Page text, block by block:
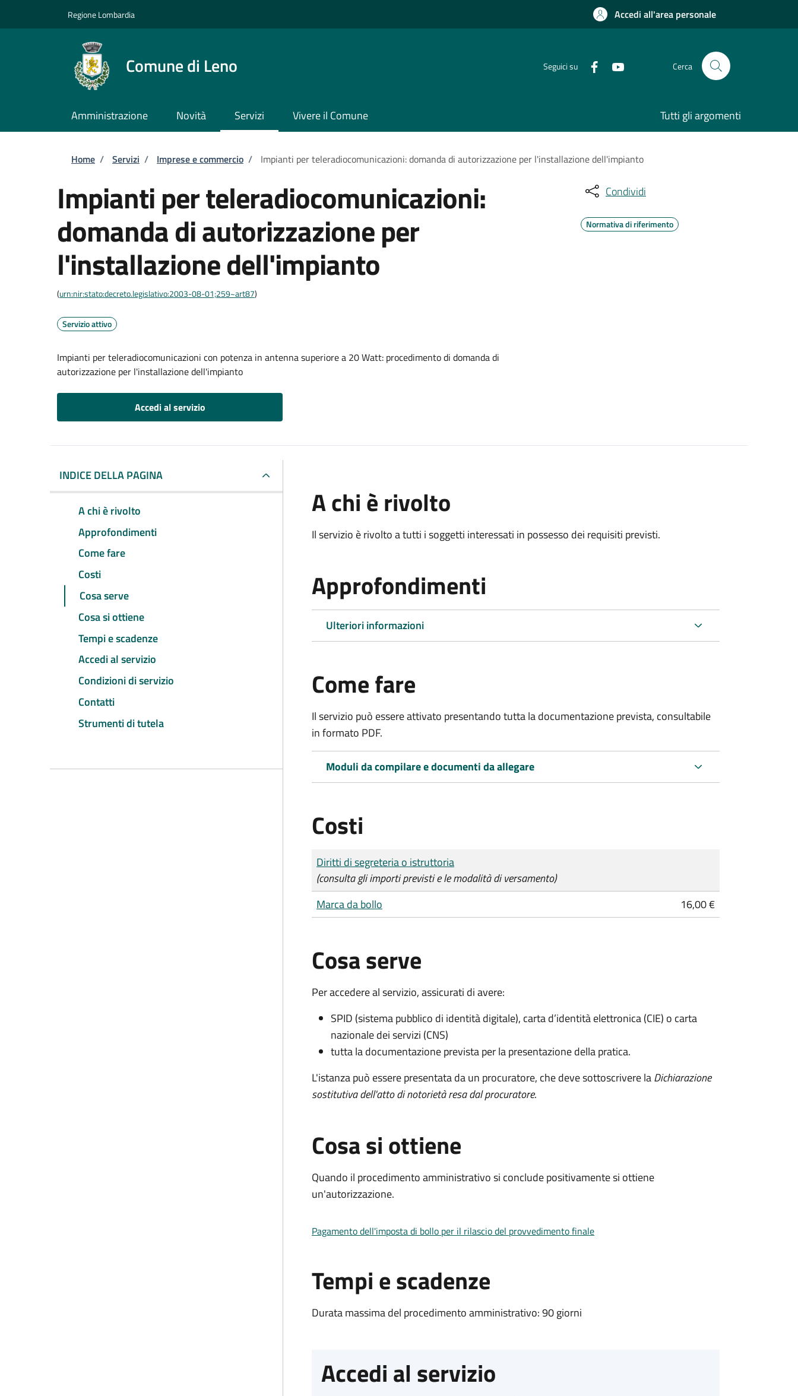
Regione Lombardia Accedi all'area personale
Comune di Leno Seguici su Cerca
Amministrazione Novità Servizi Vivere il Comune Tutti gli argomenti
Briciole di pane
Home / Servizi / Imprese e commercio / Impianti per teleradiocomunicazioni: domanda di autorizzazione per l'installazione dell'impianto
Impianti per teleradiocomunicazioni:
domanda di autorizzazione per
l'installazione dell'impianto
(urn:nir:stato:decreto.legislativo:2003-08-01;259~art87)
Servizio attivo
Impianti per teleradiocomunicazioni con potenza in antenna superiore a 20 Watt: procedimento di domanda di
autorizzazione per l'installazione dell'impianto
Accedi al servizio
Condividi
Normativa di riferimento
INDICE DELLA PAGINA
A chi è rivolto
Approfondimenti
Come fare
Costi
Cosa serve
Cosa si ottiene
Tempi e scadenze
Accedi al servizio
Condizioni di servizio
Contatti
Strumenti di tutela
A chi è rivolto
Il servizio è rivolto a tutti i soggetti interessati in possesso dei requisiti previsti.
Approfondimenti
Ulteriori informazioni
Come fare
Il servizio può essere attivato presentando tutta la documentazione prevista, consultabile
in formato PDF.
Moduli da compilare e documenti da allegare
Costi
Tipo di pagamento
Importo
Diritti di segreteria o istruttoria
(consulta gli importi previsti e le modalità di versamento)
Marca da bollo
16,00 €
Cosa serve
Per accedere al servizio, assicurati di avere:
SPID (sistema pubblico di identità digitale), carta d’identità elettronica (CIE) o carta
nazionale dei servizi (CNS)
tutta la documentazione prevista per la presentazione della pratica.
L'istanza può essere presentata da un procuratore, che deve sottoscrivere laDichiarazione
sostitutiva dell'atto di notorietà resa dal procuratore.
Cosa si ottiene
Quando il procedimento amministrativo si conclude positivamente si ottiene
un'autorizzazione.
Pagamento dell'imposta di bollo per il rilascio del provvedimento finale
Tempi e scadenze
Durata massima del procedimento amministrativo: 90 giorni
Accedi al servizio